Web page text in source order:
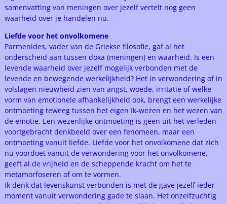
samenvatting van meningen over jezelf vertelt nog geen
waarheid over je handelen nu.
Liefde voor het onvolkomene
Parmenides, vader van de Griekse filosofie, gaf al het
onderscheid aan tussen doxa (meningen) en waarheid. Is een
levende waarheid over jezelf mogelijk verbonden met de
levende en bewegende werkelijkheid? Het in verwondering of in
volslagen nieuwheid zien van angst, woede, irritatie of welke
vorm van emotionele afhankelijkheid ook, brengt een werkelijke
ontmoeting teweeg tussen het eigen Ik-wezen en het wezen van
de emotie. Een wezenlijke ontmoeting is geen uit het verleden
voortgebracht denkbeeld over een fenomeen, maar een
ontmoeting vanuit liefde. Liefde voor het onvolkomene dat zich
nu voordoet vanuit de verwondering voor het onvolkomene,
geeft al de vrijheid en de scheppende kracht om het te
metamorfoseren of om te vormen.
Ik denk dat levenskunst verbonden is met de gave jezelf ieder
moment vanuit verwondering gade te slaan. Het onzelfzuchtig